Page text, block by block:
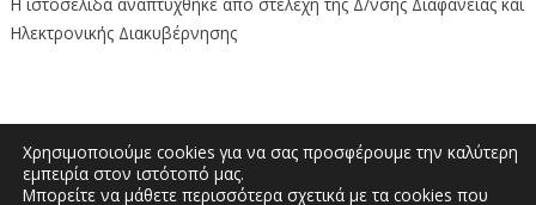
Ηλεκτρονικής Διακυβέρνησης
Χρησιμοποιούμε cookies για να σας προσφέρουμε την καλύτερη
εμπειρία στον ιστότοπό μας.
Μπορείτε να μάθετε περισσότερα σχετικά με τα cookies που